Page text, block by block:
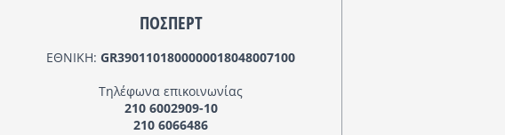
ΠΟΣΠΕΡΤ
ΕΘΝΙΚΗ: GR3901101800000018048007100
Τηλέφωνα επικοινωνίας
210 6002909-10
210 6066486